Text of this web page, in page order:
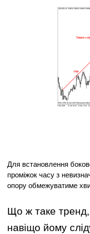
Для встановлення
проміжок часу з
опору обмежуватиме
Що ж таке тренд,
навіщо йому